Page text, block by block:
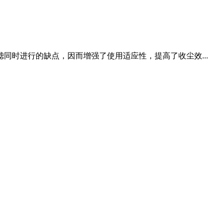
时进行的缺点，因而增强了使用适应性，提高了收尘效...